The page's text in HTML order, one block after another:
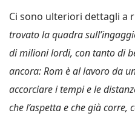
Ci sono ulteriori dettagli a
trovato la quadra
di milioni lordi, con tanto di
ancora: Rom è al lavoro da
accorciare i tempi e le
che l’aspetta e che già corre,